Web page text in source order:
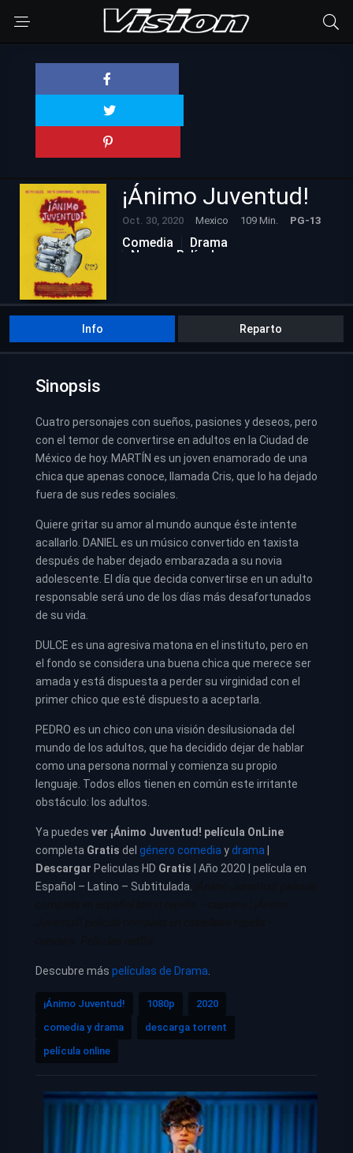
¡Ánimo Juventud!
Oct. 30, 2020 Mexico 109 Min. PG-13
Comedia
Drama
Nuevas Películas
Info Reparto
Sinopsis
Cuatro personajes con sueños, pasiones y deseos, pero
con el temor de convertirse en adultos en la Ciudad de
México de hoy. MARTÍN es un joven enamorado de una
chica que apenas conoce, llamada Cris, que lo ha dejado
fuera de sus redes sociales.
Quiere gritar su amor al mundo aunque éste intente
acallarlo. DANIEL es un músico convertido en taxista
después de haber dejado embarazada a su novia
adolescente. El día que decida convertirse en un adulto
responsable será uno de los días más desafortunados
de su vida.
DULCE es una agresiva matona en el instituto, pero en
el fondo se considera una buena chica que merece ser
amada y está dispuesta a perder su virginidad con el
primer chico que esté dispuesto a aceptarla.
PEDRO es un chico con una visión desilusionada del
mundo de los adultos, que ha decidido dejar de hablar
como una persona normal y comienza su propio
lenguaje. Todos ellos tienen en común este irritante
obstáculo: los adultos.
Ya puedes ver ¡Ánimo Juventud! película OnLine
completa Gratis del género comedia ydrama
Descargar Peliculas HD Gratis | Año 2020 | película en
Español – Latino – Subtitulada.
Descubre más películas de Drama
¡Ánimo Juventud! 1080p
2020
comedia y drama
descarga torrent
película online